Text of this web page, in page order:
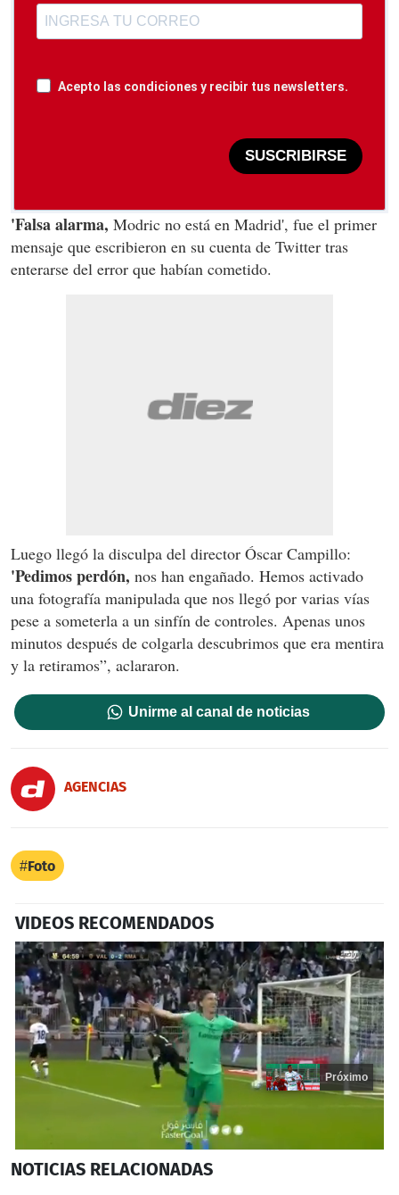
Acepto las condiciones y recibir tus newsletters.
SUSCRIBIRSE
'Falsa alarma, Modric no está en Madrid', fue el primer
mensaje que escribieron en su cuenta de Twitter tras
enterarse del error que habían cometido.
Luego llegó la disculpa del director Óscar Campillo:
'Pedimos perdón, nos han engañado. Hemos activado
una fotografía manipulada que nos llegó por varias vías
pese a someterla a un sinfín de controles. Apenas unos
minutos después de colgarla descubrimos que era mentira
y la retiramos”, aclararon.
Unirme al canal de noticias
AGENCIAS
Foto
VIDEOS RECOMENDADOS
seconds
Próximo
NOTICIAS RELACIONADAS